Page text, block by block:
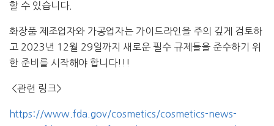
할 수 있습니다.
화장품 제조업자와 가공업자는 가이드라인을 주의 깊게
검토하
고 2023 년 12월 29일까지 새로운 필수 규제들을 준수하기
위
한 준비를 시작해야 합니다!!!
<관련 링크>
https://www.fda.gov/cosmetics/cosmetics-news-